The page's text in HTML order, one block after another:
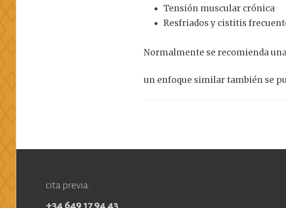
Tensión muscular crónica
Resfriados y cistitis
Normalmente se recomienda
un enfoque similar también se
cita previa:
+34 649 17 94 43